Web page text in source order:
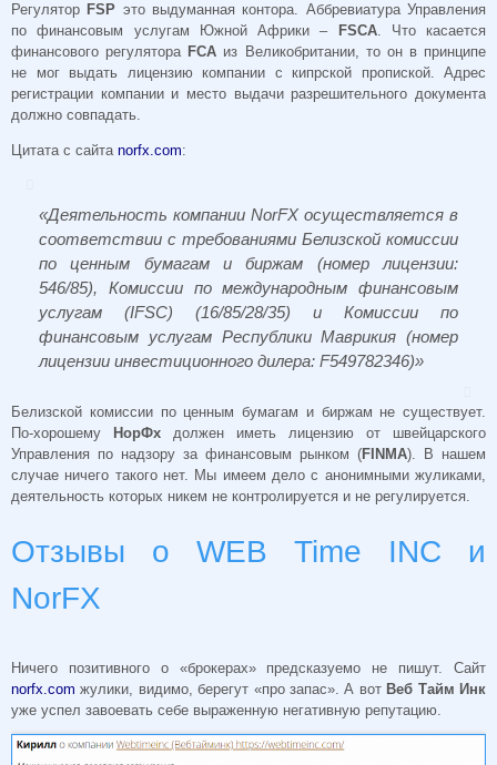
Регулятор FSP это выдуманная контора. Аббревиатура Управления
по финансовым услугам Южной Африки –
FSCA. Что касается
финансового регулятора FCA из Великобритании, то он в принципе
не мог выдать лицензию компании с кипрской пропиской. Адрес
регистрации компании и место выдачи разрешительного документа
должно совпадать.
Цитата с сайта norfx.com:
«Деятельность компании NorFX осуществляется в
соответствии с требованиями Белизской комиссии
по ценным бумагам и биржам (номер лицензии:
546/85), Комиссии по международным финансовым
услугам (IFSC) (16/85/28/35) и Комиссии по
финансовым услугам Республики Маврикия (номер
лицензии инвестиционного дилера: F549782346)»
Белизской комиссии по ценным бумагам и биржам не существует.
По-хорошему
НорФх должен иметь лицензию от швейцарского
Управления по надзору за финансовым рынком (FINMA). В нашем
случае ничего такого нет. Мы имеем дело с анонимными жуликами,
деятельность которых никем не контролируется и не регулируется.
Отзывы о WEB Time INC и
NorFX
Ничего позитивного о «брокерах» предсказуемо не пишут. Сайт
norfx.com жулики, видимо, берегут «про запас». А вот Веб Тайм Инк
уже успел завоевать себе выраженную негативную репутацию.